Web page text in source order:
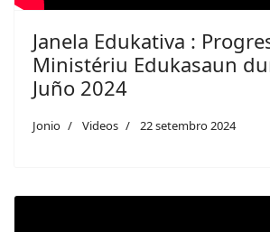
Janela Edukativa :
Ministériu Edukasaun
Juño 2024
Jonio Videos 22 setembro 2024